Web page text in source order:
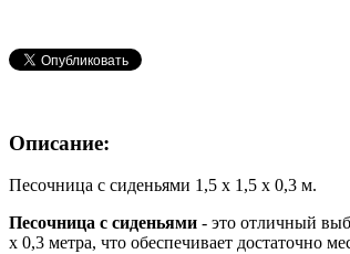
Описание:
Песочница с сиденьями 1,5 х 1,5 х 0,3 м.
Песочница с сиденьями - это отличный
х 0,3 метра, что обеспечивает достаточно